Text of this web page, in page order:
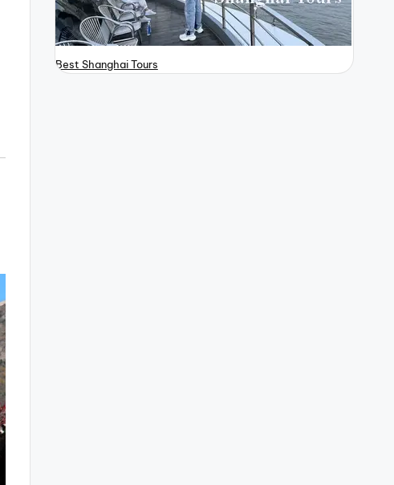
Best Shanghai Tours